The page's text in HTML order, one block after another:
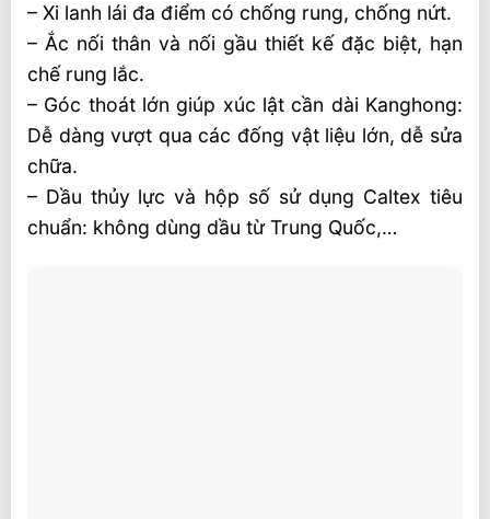
– Xi lanh lái đa điểm có chống rung, chống nứt.
– Ắc nối thân và nối gầu thiết kế đặc biệt, hạn
chế rung lắc.
– Góc thoát lớn giúp xúc lật cần dài Kanghong:
Dễ dàng vượt qua các đống vật liệu lớn, dễ sửa
chữa.
– Dầu thủy lực và hộp số sử dụng Caltex tiêu
chuẩn: không dùng dầu từ Trung Quốc,…